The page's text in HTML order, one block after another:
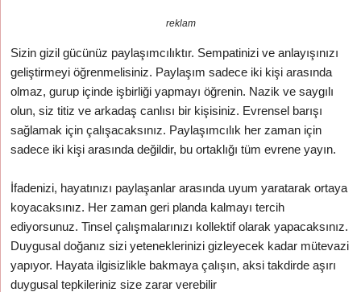
reklam
Sizin gizil gücünüz paylaşımcılıktır. Sempatinizi ve anlayışınızı
geliştirmeyi öğrenmelisiniz. Paylaşım sadece iki kişi arasında
olmaz, gurup içinde işbirliği yapmayı öğrenin. Nazik ve saygılı
olun, siz titiz ve arkadaş canlısı bir kişisiniz. Evrensel barışı
sağlamak için çalışacaksınız. Paylaşımcılık her zaman için
sadece iki kişi arasında değildir, bu ortaklığı tüm evrene yayın.
İfadenizi, hayatınızı paylaşanlar arasında uyum yaratarak ortaya
koyacaksınız. Her zaman geri planda kalmayı tercih
ediyorsunuz. Tinsel çalışmalarınızı kollektif olarak yapacaksınız.
Duygusal doğanız sizi yeteneklerinizi gizleyecek kadar mütevazi
yapıyor. Hayata ilgisizlikle bakmaya çalışın, aksi takdirde aşırı
duygusal tepkileriniz size zarar verebilir